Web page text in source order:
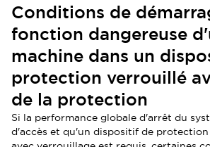
Conditions de
fonction dangereuse
machine dans un
protection verrouillé
de la protection
Si la performance globale d'arrêt du
d'accès et qu'un dispositif de